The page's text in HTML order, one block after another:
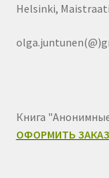
Helsinki,
Книга
ОФОРМИТЬ ЗАКАЗ